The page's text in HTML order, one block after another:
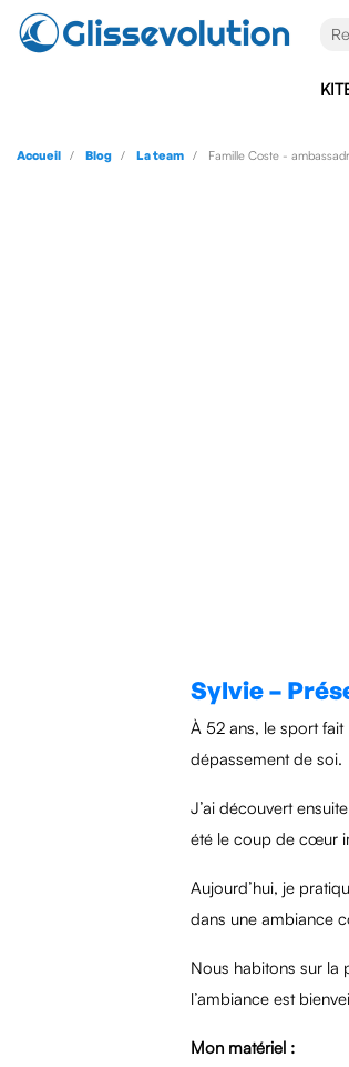
Accueil Blog La team Famille Coste -
Sylvie –
À 52 ans, le sport fait
dépassement de soi.
J’ai découvert
été le coup de cœur
Aujourd’hui, je
dans une ambiance
Nous habitons sur la
l’ambiance est
Mon matériel :